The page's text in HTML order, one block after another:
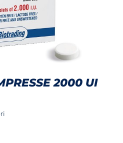
2000 UI